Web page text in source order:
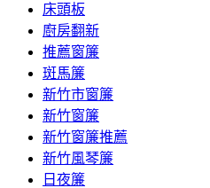
床頭板
廚房翻新
推薦窗簾
斑馬簾
新竹市窗簾
新竹窗簾
新竹窗簾推薦
新竹風琴簾
日夜簾